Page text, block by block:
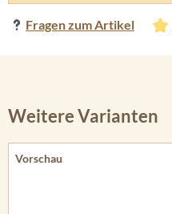
Fragen zum Artikel
Weitere Varianten